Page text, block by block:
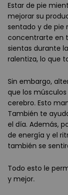
Estar de pie
mejorar su
sentado y de
concentrarte en
sientas durante
ralentiza, lo que
Sin embargo,
que los
cerebro. Esto
También te
el día. Además,
de energía y el
también se
Todo esto le
y mejor.